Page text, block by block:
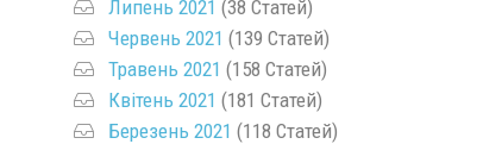
Липень 2021 (38 Статей)
Червень 2021 (139 Статей)
Травень 2021 (158 Статей)
Квітень 2021 (181 Статей)
Березень 2021 (118 Статей)